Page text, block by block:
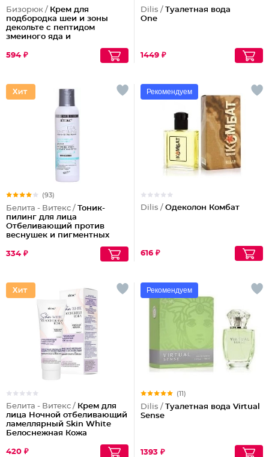
Бизорюк / Крем для
подбородка шеи и зоны
декольте с пептидом
змеиного яда и
594 ₽
Dilis / Туалетная вода
One
1449 ₽
(93)
Белита - Витекс / Тоник-
пилинг для лица
Отбеливающий против
веснушек и пигментных
334 ₽
Рекомендуем
Dilis / Одеколон Комбат
616 ₽
Белита - Витекс / Крем для
лица Ночной отбеливающий
ламеллярный Skin White
Белоснежная Кожа
420 ₽
Рекомендуем
(11)
Dilis / Туалетная вода Virtual
Sense
1393 ₽